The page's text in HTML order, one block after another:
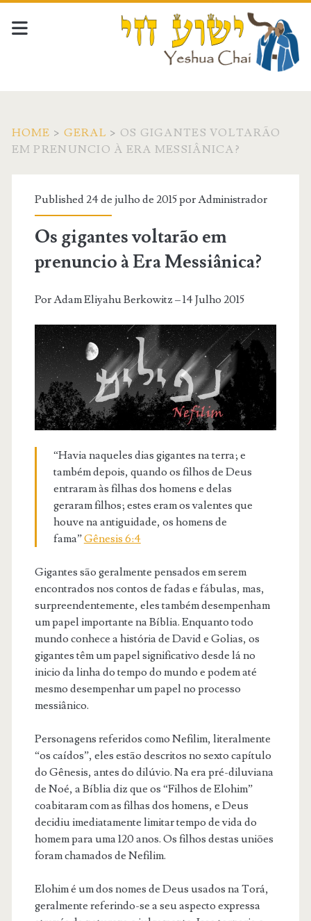
HOME > GERAL > OS GIGANTES VOLTARÃO
EM PRENUNCIO À ERA MESSIÂNICA?
Published 24 de julho de 2015 porAdministrador
Os gigantes voltarão em
prenuncio à Era Messiânica?
Por Adam Eliyahu Berkowitz – 14 Julho 2015
“Havia naqueles dias gigantes na terra; e
também depois, quando os filhos de Deus
entraram às filhas dos homens e delas
geraram filhos; estes eram os valentes que
houve na antiguidade, os homens de
fama”Gênesis 6:4
Gigantes são geralmente pensados em serem
encontrados nos contos de fadas e fábulas, mas,
surpreendentemente, eles também desempenham
um papel importante na Bíblia. Enquanto todo
mundo conhece a história de David e Golias, os
gigantes têm um papel significativo desde lá no
inicio da linha do tempo do mundo e podem até
mesmo desempenhar um papel no processo
messiânico.
Personagens referidos como Nefilim, literalmente
“os caídos”, eles estão descritos no sexto capítulo
do Gênesis, antes do dilúvio. Na era pré-diluviana
de Noé, a Bíblia diz que os “Filhos de Elohim”
coabitaram com as filhas dos homens, e Deus
decidiu imediatamente limitar tempo de vida do
homem para uma 120 anos. Os filhos destas uniões
foram chamados de Nefilim.
Elohim é um dos nomes de Deus usados na Torá,
geralmente referindo-se a seu aspecto expressa